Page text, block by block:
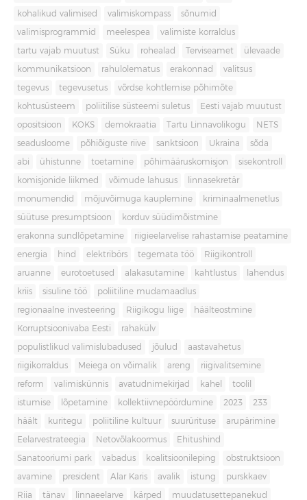
kohalikud valimised valimiskompass sõnumid
valimisprogrammid meelespea valimiste korraldus
tartu vajab muutust Süku rohealad Terviseamet ülevaade
kommunikatsioon rahulolematus erakonnad valitsus
tegevus tegevusetus võrdse kohtlemise põhimõte
kohtusüsteem poliitilise süsteemi suletus Eesti vajab muutust
opositsioon KOKS demokraatia Tartu Linnavolikogu NETS
seadusloome põhiõiguste riive sanktsioon Ukraina sõda
abi ühistunne toetamine põhimääruskomisjon sisekontroll
komisjonide liikmed võimude lahusus linnasekretär
monumendid mõjuvõimuga kauplemine kriminaalmenetlus
süütuse presumptsioon korduv süüdimõistmine
erakonna sundlõpetamine riigieelarvelise rahastamise peatamine
energia hind elektribörs tegemata töö Riigikontroll
aruanne eurotoetused alakasutamine kahtlustus lahendus
kriis sisuline töö poliitiline mudamaadlus
regionaalne investeering Riigikogu liige häälteostmine
Korruptsioonivaba Eesti rahakülv
populistlikud valimislubadused jõulud aastavahetus
riigikorraldus Meiega on võimalik areng riigivalitsemine
reform valimiskünnis avatudnimekirjad kahel toolil
istumise lõpetamine kollektiivnepöördumine 2023 233
häält kuritegu poliitiline kultuur suurürituse arupärimine
Eelarvestrateegia Netovõlakoormus Ehitushind
Sanatooriumi park vabadus koalitsioonileping obstruktsioon
avamine president Alar Karis avalik istung purskkaev
Riia tänav linnaeelarve kärped muudatusettepanekud